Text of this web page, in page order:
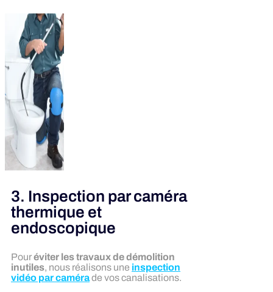
3. Inspection par caméra
thermique et
endoscopique
Pouréviter les travaux de démolition
inutiles, nous réalisons une inspection
vidéo par camérade vos canalisations.